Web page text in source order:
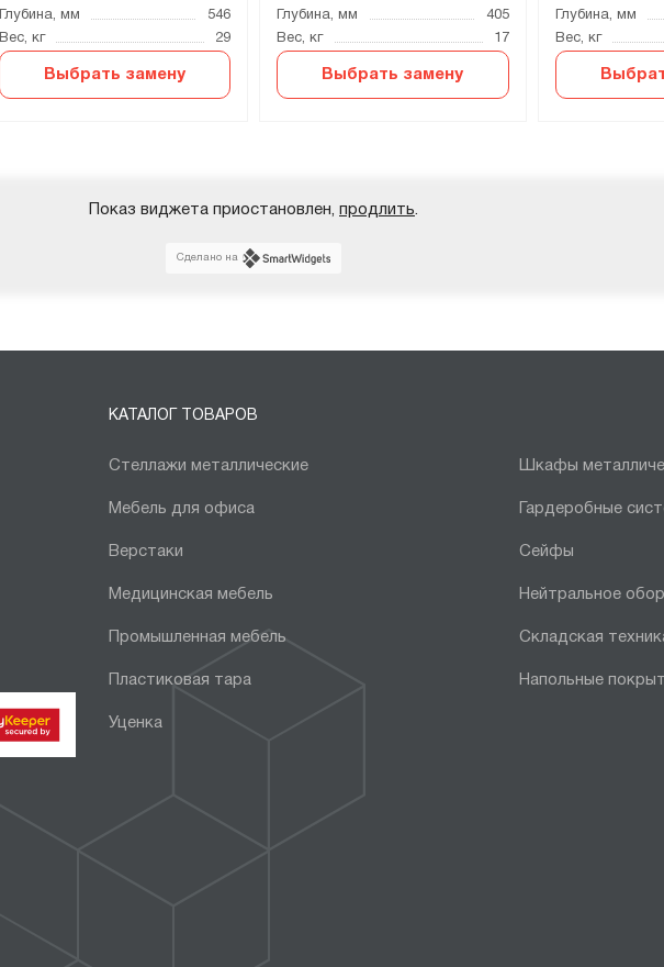
Глубина, мм
546
Вес, кг
29
Выбрать замену
Глубина, мм
405
Вес, кг
17
Выбрать замену
Глубина, мм
Вес, кг
Показ виджета приостановлен, продлить
Сделано на
КАТАЛОГ ТОВАРОВ
Стеллажи металлические Шкафы
Мебель для офиса Гардеробные
Верстаки Сейфы
Медицинская мебель Нейтральное
Промышленная мебель Складская
Пластиковая тара Напольные
Уценка